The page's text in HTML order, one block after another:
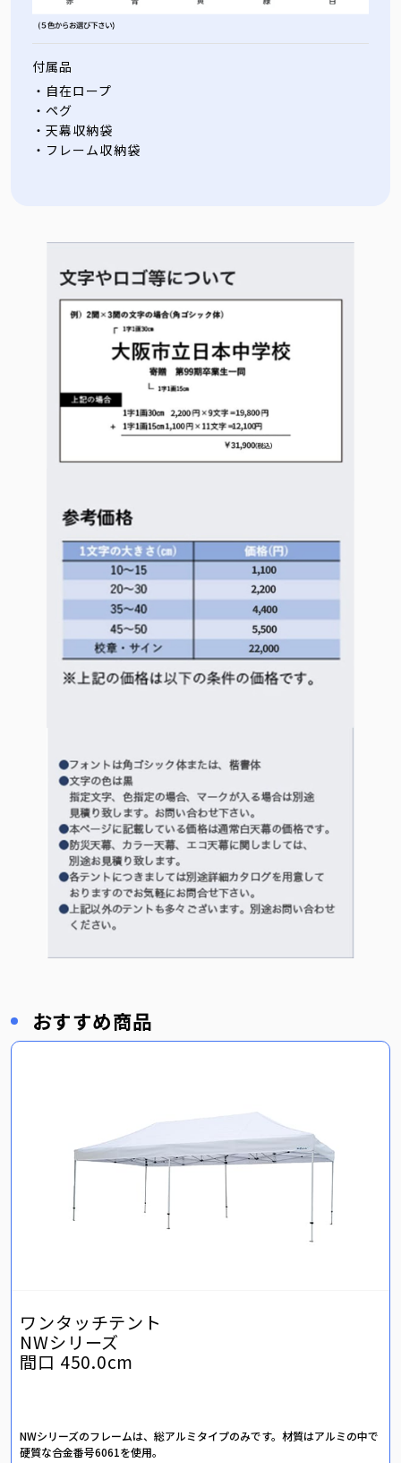
付属品
・自在ロープ
・ペグ
・天幕収納袋
・フレーム収納袋
おすすめ商品
ワンタッチテント
NWシリーズ
間口 450.0cm
NWシリーズのフレームは、総アルミタイプのみです。材質はアルミの中で
硬質な合金番号6061を使用。